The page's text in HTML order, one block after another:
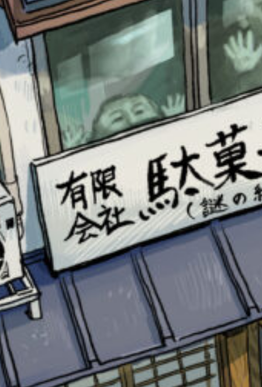
このマチのことを
もっと知りたい
キミに
キーワードから探す